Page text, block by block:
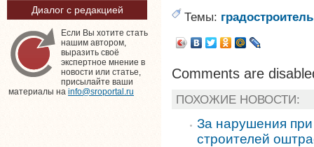
Диалог с редакцией
Если Вы хотите стать
нашим автором,
выразить своё
экспертное мнение в
новости или статье,
присылайте ваши
материалы на info@sroportal.ru
Темы:
Comments are
ПОХОЖИЕ НОВОСТИ:
За нарушения при
строителей